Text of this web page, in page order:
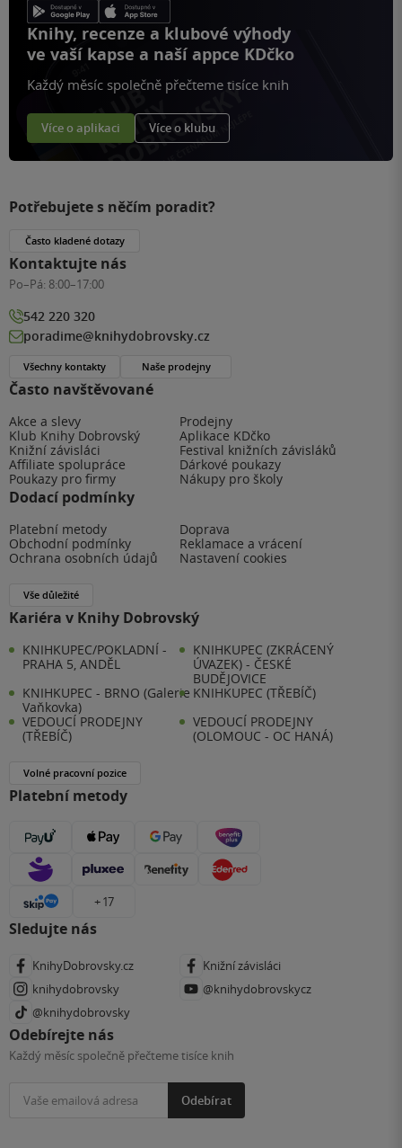
Knihy, recenze a klubové výhody
ve vaší kapse a naší appce KDčko
Každý měsíc společně přečteme tisíce knih
Více o aplikaci Více o klubu
Často navštěvované
Akce a slevy
Prodejny
Klub Knihy Dobrovský
Aplikace KDčko
Knižní závisláci
Festival knižních závisláků
Affiliate spolupráce
Dárkové poukazy
Poukazy pro firmy
Nákupy pro školy
Dodací podmínky
Platební metody
Doprava
Obchodní podmínky
Reklamace a vrácení
Ochrana osobních údajů
Nastavení cookies
Vše důležité
Kariéra v Knihy Dobrovský
KNIHKUPEC/POKLADNÍ -
PRAHA 5, ANDĚL
KNIHKUPEC (ZKRÁCENÝ
ÚVAZEK) - ČESKÉ
BUDĚJOVICE
KNIHKUPEC - BRNO (Galerie
Vaňkovka)
KNIHKUPEC (TŘEBÍČ)
VEDOUCÍ PRODEJNY
(TŘEBÍČ)
VEDOUCÍ PRODEJNY
(OLOMOUC - OC HANÁ)
Volné pracovní pozice
Platební metody
+ 17
Sledujte nás
KnihyDobrovsky.cz
Knižní závisláci
knihydobrovsky
@knihydobrovskycz
@knihydobrovsky
Odebírejte nás
Každý měsíc společně přečteme tisíce knih
Odebírat
Potřebujete s něčím poradit?
Často kladené dotazy
Kontaktujte nás
Po–Pá: 8:00–17:00
542 220 320
poradime@knihydobrovsky.cz
Všechny kontakty Naše prodejny